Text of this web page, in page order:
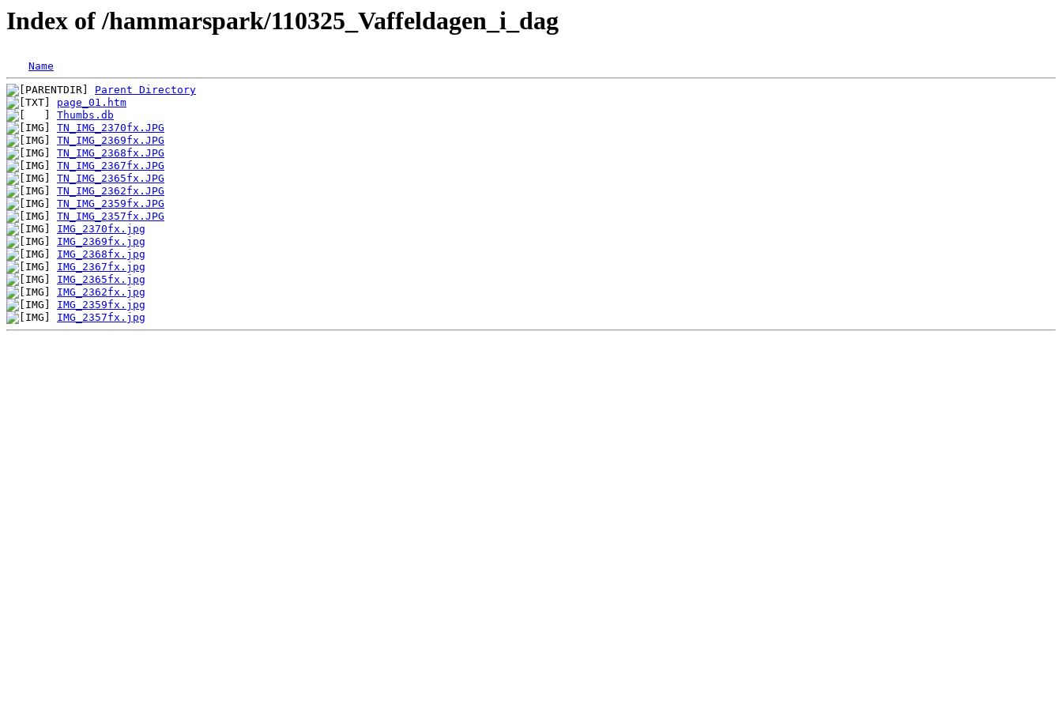
Index of /hammarspark/110325_Vaffeldagen_i_dag
Name
Parent Directory
page_01.htm
Thumbs.db
TN_IMG_2370fx.JPG
TN_IMG_2369fx.JPG
TN_IMG_2368fx.JPG
TN_IMG_2367fx.JPG
TN_IMG_2365fx.JPG
TN_IMG_2362fx.JPG
TN_IMG_2359fx.JPG
TN_IMG_2357fx.JPG
IMG_2370fx.jpg
IMG_2369fx.jpg
IMG_2368fx.jpg
IMG_2367fx.jpg
IMG_2365fx.jpg
IMG_2362fx.jpg
IMG_2359fx.jpg
IMG_2357fx.jpg